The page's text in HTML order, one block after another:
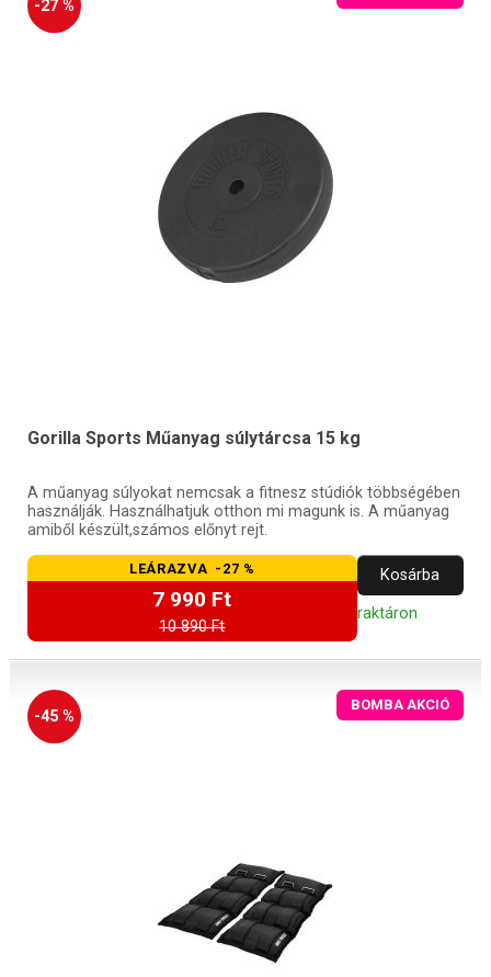
-27 %
Gorilla Sports Műanyag súlytárcsa 15 kg
A műanyag súlyokat nemcsak a fitnesz stúdiók többségében
használják. Használhatjuk otthon mi magunk is. A műanyag
amiből készült,számos előnyt rejt.
LEÁRAZVA -27 %
7 990 Ft
10 890 Ft
Kosárba
raktáron
-45 %
BOMBA AKCIÓ